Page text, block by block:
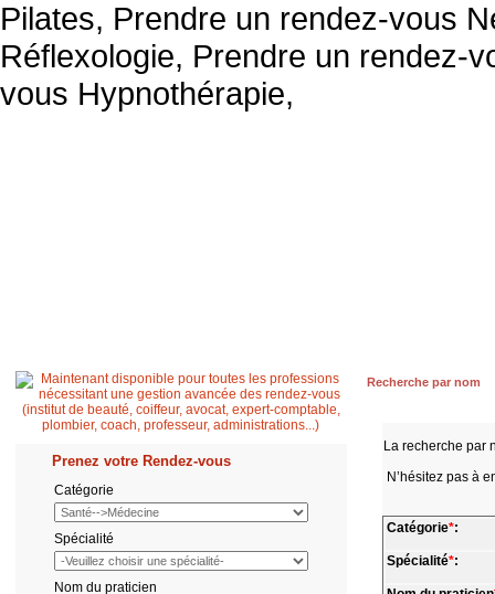
Prenez votre Rendez-vous
Catégorie
Spécialité
Nom du praticien
Recherche par nom
La recherche par
N’hésitez pas à
Catégorie*:
Spécialité*: